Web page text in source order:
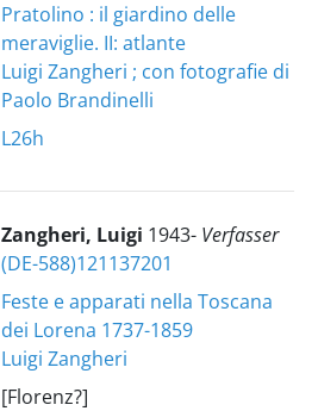
Pratolino : il giardino delle
meraviglie. II: atlante
Luigi Zangheri ; con fotografie di
Paolo Brandinelli
L26h
Zangheri, Luigi 1943- Verfasser
(DE-588)121137201
Feste e apparati nella Toscana
dei Lorena 1737-1859
Luigi Zangheri
[Florenz?]